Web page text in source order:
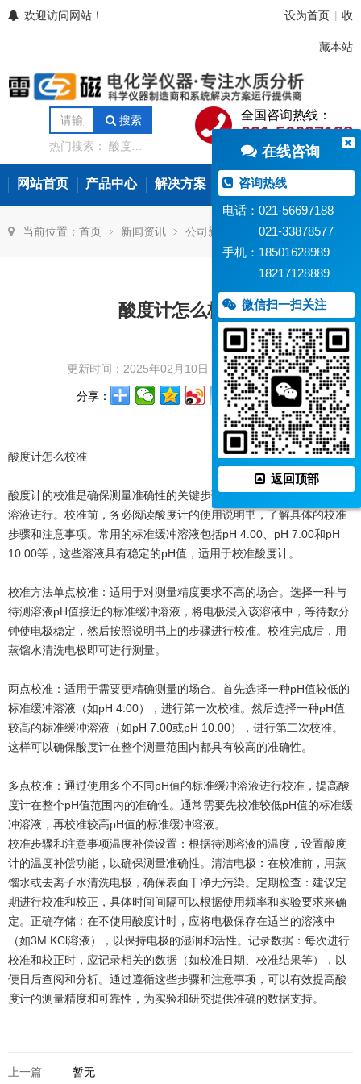
欢迎访问网站！ 设为首页 收
藏本站
搜索
热门搜索：酸度计
分析仪
微量水分分
析仪
氨氮测定仪
全国咨询热线：
021-56697188
网站首页 产品中心 解决方案 常见问题
当前位置： 首页 新闻资讯 公司新闻
酸度计怎么校准
更新时间：2025年02月10日 浏览次数：1179
分享：
酸度计怎么校准
‌酸度计的校准是确保测量准确性的关键步骤，通常需要使用标准缓冲
溶液进行。‌校准前，务必阅读酸度计的使用说明书，了解具体的校准
步骤和注意事项。常用的标准缓冲溶液包括pH 4.00、pH 7.00和pH
10.00等，这些溶液具有稳定的pH值，适用于校准酸度计。‌
校准方法‌单点校准‌：适用于对测量精度要求不高的场合。选择一种与
待测溶液pH值接近的标准缓冲溶液，将电极浸入该溶液中，等待数分
钟使电极稳定，然后按照说明书上的步骤进行校准。校准完成后，用
蒸馏水清洗电极即可进行测量。‌
‌两点校准‌：适用于需要更精确测量的场合。首先选择一种pH值较低的
标准缓冲溶液（如pH 4.00），进行第一次校准。然后选择一种pH值
较高的标准缓冲溶液（如pH 7.00或pH 10.00），进行第二次校准。
这样可以确保酸度计在整个测量范围内都具有较高的准确性。‌
多点校准‌：通过使用多个不同pH值的标准缓冲溶液进行校准，提高酸
度计在整个pH值范围内的准确性。通常需要先校准较低pH值的标准缓
冲溶液，再校准较高pH值的标准缓冲溶液。
校准步骤和注意事项‌温度补偿设置‌：根据待测溶液的温度，设置酸度
计的温度补偿功能，以确保测量准确性。‌清洁电极‌：在校准前，用蒸
馏水或去离子水清洗电极，确保表面干净无污染。‌定期检查‌：建议定
期进行校准和校正，具体时间间隔可以根据使用频率和实验要求来确
定。‌正确存储‌：在不使用酸度计时，应将电极保存在适当的溶液中
（如3M KCl溶液），以保持电极的湿润和活性。‌记录数据‌：每次进行
校准和校正时，应记录相关的数据（如校准日期、校准结果等），以
便日后查阅和分析。通过遵循这些步骤和注意事项，可以有效提高酸
度计的测量精度和可靠性，为实验和研究提供准确的数据支持。
上一篇 暂无
在线咨询
咨询热线
电话：021-56697188
021-33878577
手机：18501628989
18217128889
微信扫一扫关注
返回顶部